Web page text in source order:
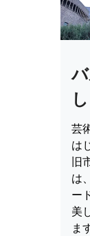
芸
は
旧
は
ー
美
ま